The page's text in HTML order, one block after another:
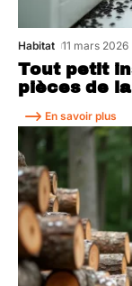
Tout petit
pièces de
Habitat 11 mars 2026
En savoir plus